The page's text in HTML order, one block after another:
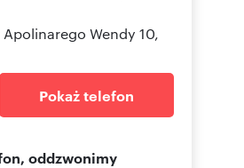
Apolinarego Wendy 10,
Pokaż telefon
oddzwonimy